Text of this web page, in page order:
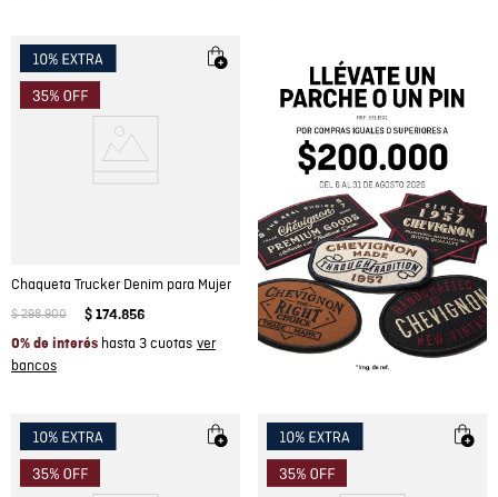
Chaqueta Trucker Denim para Mujer
$ 298.900 $ 174.856
0% de interés hasta 3 cuotas